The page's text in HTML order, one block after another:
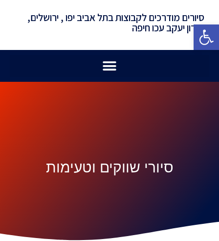
פתח סרגל נגישות
סיורים מודרכים לקבוצות בתל אביב יפו , ירושלים,
זכרון יעקב עכו חיפה
סיורי שווקים וטעימות